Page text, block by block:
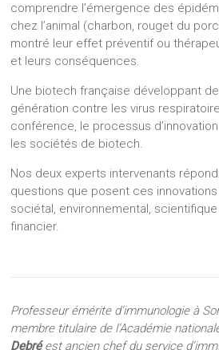
comprendre l’émergence des
chez l’animal (charbon, rouget du
montré leur effet préventif ou
et leurs conséquences.
Une biotech française développant
génération contre les virus
conférence, le processus
les sociétés de biotech.
Nos deux experts intervenants
questions que posent ces
sociétal, environnemental,
financier.
Professeur émérite d’immunologie à
membre titulaire de l’Académie
Debréest ancien chef du service